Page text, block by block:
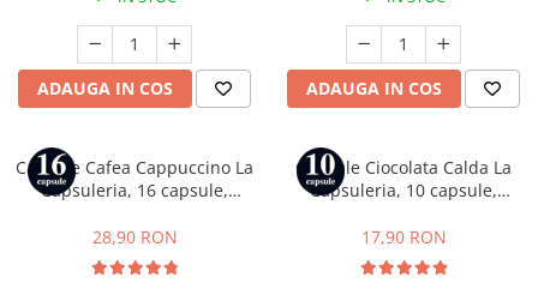
Capsule compatibile Bialetti
Capsule compatibile Beanz
Capsule compatibile Uno System
Capsule compatibile Caffitaly
Paduri cafea ESE44
CAFEA BOABE
CAFEA MACINATA
ADAUGA IN COS ADAUGA IN COS
Capsule Cafea Cappuccino La
Capsuleria, 16 capsule,
28,90 RON
Capsule Ciocolata Calda La
Capsuleria, 10 capsule,
17,90 RON